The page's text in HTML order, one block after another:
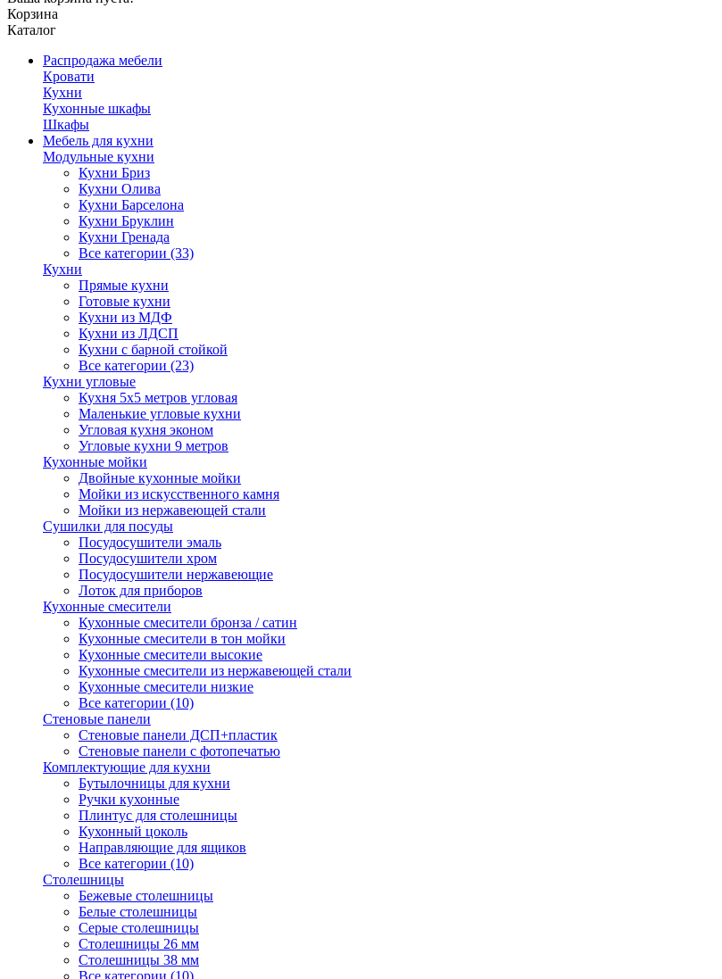
Корзина
Каталог
Распродажа мебели
Кровати
Кухни
Кухонные шкафы
Шкафы
Мебель для кухни
Модульные кухни
Кухни Бриз
Кухни Олива
Кухни Барселона
Кухни Бруклин
Кухни Гренада
Все категории (33)
Кухни
Прямые кухни
Готовые кухни
Кухни из МДФ
Кухни из ЛДСП
Кухни с барной стойкой
Все категории (23)
Кухни угловые
Кухня 5х5 метров угловая
Маленькие угловые кухни
Угловая кухня эконом
Угловые кухни 9 метров
Кухонные мойки
Двойные кухонные мойки
Мойки из искусственного камня
Мойки из нержавеющей стали
Сушилки для посуды
Посудосушители эмаль
Посудосушители хром
Посудосушители нержавеющие
Лоток для приборов
Кухонные смесители
Кухонные смесители бронза / сатин
Кухонные смесители в тон мойки
Кухонные смесители высокие
Кухонные смесители из нержавеющей стали
Кухонные смесители низкие
Все категории (10)
Стеновые панели
Стеновые панели ДСП+пластик
Стеновые панели с фотопечатью
Комплектующие для кухни
Бутылочницы для кухни
Ручки кухонные
Плинтус для столешницы
Кухонный цоколь
Направляющие для ящиков
Все категории (10)
Столешницы
Бежевые столешницы
Белые столешницы
Серые столешницы
Столешницы 26 мм
Столешницы 38 мм
Все категории (10)